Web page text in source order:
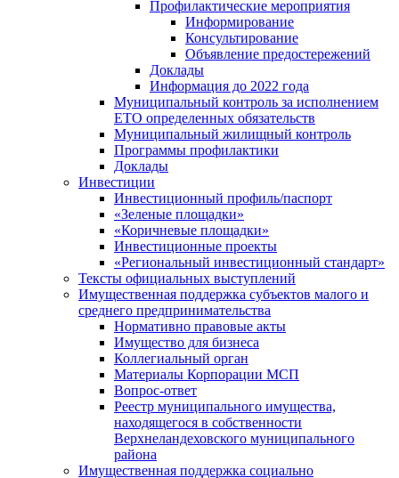
Профилактические мероприятия
Информирование
Консультирование
Объявление предостережений
Доклады
Информация до 2022 года
Муниципальный контроль за исполнением
ЕТО определенных обязательств
Муниципальный жилищный контроль
Программы профилактики
Доклады
Инвестиции
Инвестиционный профиль/паспорт
«Зеленые площадки»
«Коричневые площадки»
Инвестиционные проекты
«Региональный инвестиционный стандарт»
Тексты официальных выступлений
Имущественная поддержка субъектов малого и
среднего предпринимательства
Нормативно правовые акты
Имущество для бизнеса
Коллегиальный орган
Материалы Корпорации МСП
Вопрос-ответ
Реестр муниципального имущества,
находящегося в собственности
Верхнеландеховского муниципального
района
Имущественная поддержка социально